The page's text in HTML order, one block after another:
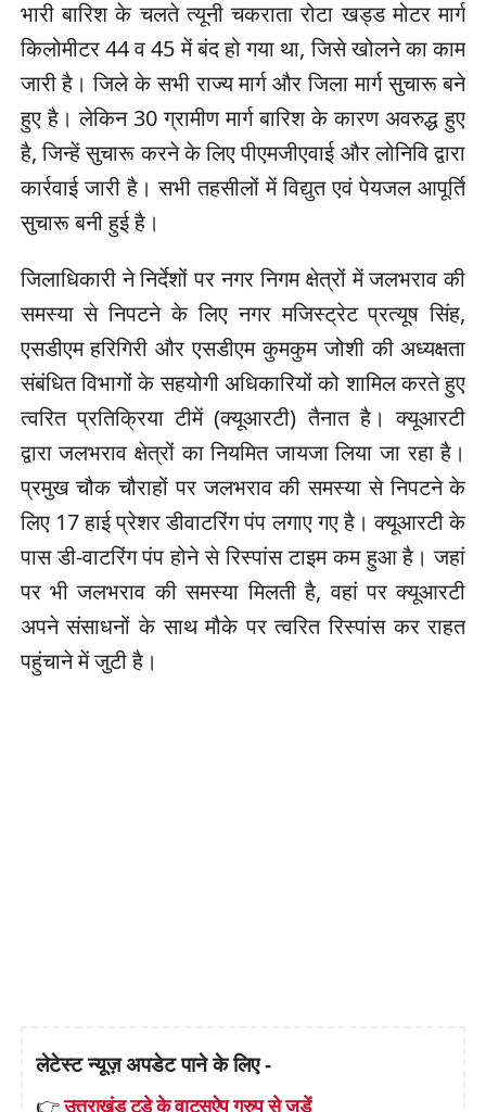
भारी बारिश के चलते त्यूनी चकराता रोटा खड्ड मोटर मार्ग
किलोमीटर 44 व 45 में बंद हो गया था, जिसे खोलने का काम
जारी है। जिले के सभी राज्य मार्ग और जिला मार्ग सुचारू बने
हुए है। लेकिन 30 ग्रामीण मार्ग बारिश के कारण अवरुद्ध हुए
है, जिन्हें सुचारू करने के लिए पीएमजीएवाई और लोनिवि द्वारा
कार्रवाई जारी है। सभी तहसीलों में विद्युत एवं पेयजल आपूर्ति
सुचारू बनी हुई है।
जिलाधिकारी ने निर्देशों पर नगर निगम क्षेत्रों में जलभराव की
समस्या से निपटने के लिए नगर मजिस्ट्रेट प्रत्यूष सिंह,
एसडीएम हरिगिरी और एसडीएम कुमकुम जोशी की अध्यक्षता
संबंधित विभागों के सहयोगी अधिकारियों को शामिल करते हुए
त्वरित प्रतिक्रिया टीमें (क्यूआरटी) तैनात है। क्यूआरटी
द्वारा जलभराव क्षेत्रों का नियमित जायजा लिया जा रहा है।
प्रमुख चौक चौराहों पर जलभराव की समस्या से निपटने के
लिए 17 हाई प्रेशर डीवाटरिंग पंप लगाए गए है। क्यूआरटी के
पास डी-वाटरिंग पंप होने से रिस्पांस टाइम कम हुआ है। जहां
पर भी जलभराव की समस्या मिलती है, वहां पर क्यूआरटी
अपने संसाधनों के साथ मौके पर त्वरित रिस्पांस कर राहत
पहुंचाने में जुटी है।
लेटेस्ट न्यूज़ अपडेट पाने के लिए -
👉उत्तराखंड टुडे के वाट्सऐप ग्रुप से जुड़ें